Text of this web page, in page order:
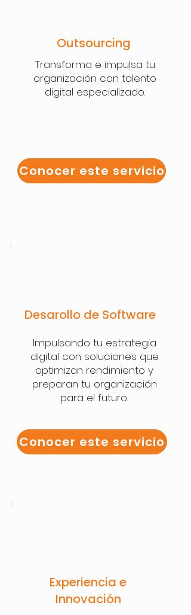
Outsourcing
Transforma e impulsa tu
organización con talento
digital especializado.
Conocer este servicio
Desarollo de Software
Impulsando tu estrategia
digital con soluciones que
optimizan rendimiento y
preparan tu organización
para el futuro..
Conocer este servicio
Experiencia e
Innovación